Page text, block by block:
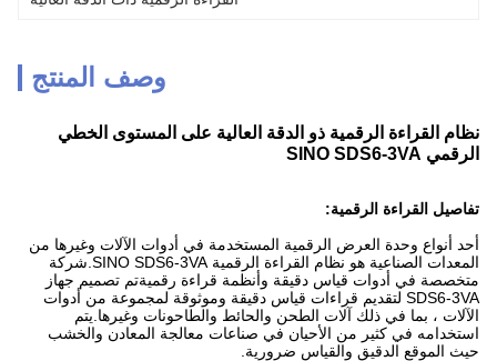
وصف المنتج
نظام القراءة الرقمية ذو الدقة العالية على المستوى الخطي
الرقمي SINO SDS6-3VA
تفاصيل القراءة الرقمية:
أحد أنواع وحدة العرض الرقمية المستخدمة في أدوات الآلات وغيرها من
المعدات الصناعية هو نظام القراءة الرقمية SINO SDS6-3VA.شركة
متخصصة في أدوات قياس دقيقة وأنظمة قراءة رقميةتم تصميم جهاز
SDS6-3VA لتقديم قراءات قياس دقيقة وموثوقة لمجموعة من أدوات
الآلات ، بما في ذلك آلات الطحن والحائط والطاحونات وغيرها.يتم
استخدامه في كثير من الأحيان في صناعات معالجة المعادن والخشب
حيث الموقع الدقيق والقياس ضرورية.